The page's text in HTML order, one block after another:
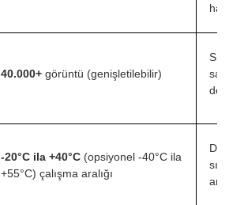
40.000+ görüntü (genişletilebilir)
-20°C ila +40°C (opsiyonel -40°C ila
+55°C) çalışma aralığı